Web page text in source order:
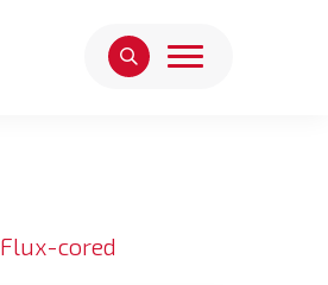
Flux-cored